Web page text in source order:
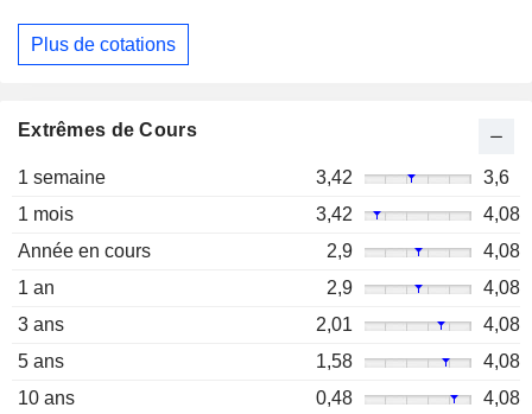
Plus de cotations
Extrêmes de Cours
1 semaine 3,42
3,6
1 mois
3,42
4,08
Année en cours
2,9
4,08
1 an
2,9
4,08
3 ans
2,01
4,08
5 ans
1,58
4,08
10 ans
0,48 4,08